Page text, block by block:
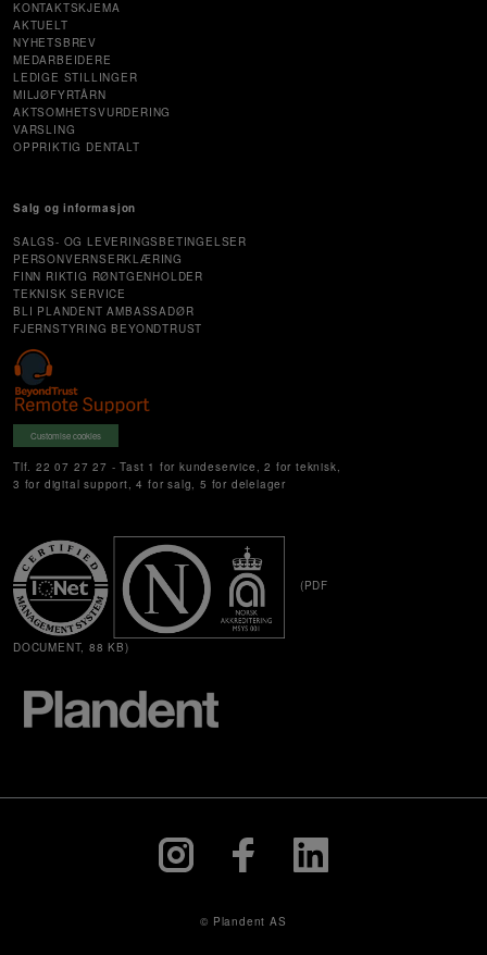
KONTAKTSKJEMA
AKTUELT
NYHETSBREV
MEDARBEIDERE
LEDIGE STILLINGER
MILJØFYRTÅRN
AKTSOMHETSVURDERING
VARSLING
OPPRIKTIG DENTALT
Salg og informasjon
SALGS- OG LEVERINGSBETINGELSER
PERSONVERNSERKLÆRING
FINN RIKTIG RØNTGENHOLDER
TEKNISK SERVICE
BLI PLANDENT AMBASSADØR
FJERNSTYRING BEYONDTRUST
Customise cookies
Tlf. 22 07 27 27 - Tast 1 for kundeservice, 2 for teknisk,
3 for digital support, 4 for salg, 5 for delelager
(PDF
DOCUMENT, 88 KB)
© Plandent AS